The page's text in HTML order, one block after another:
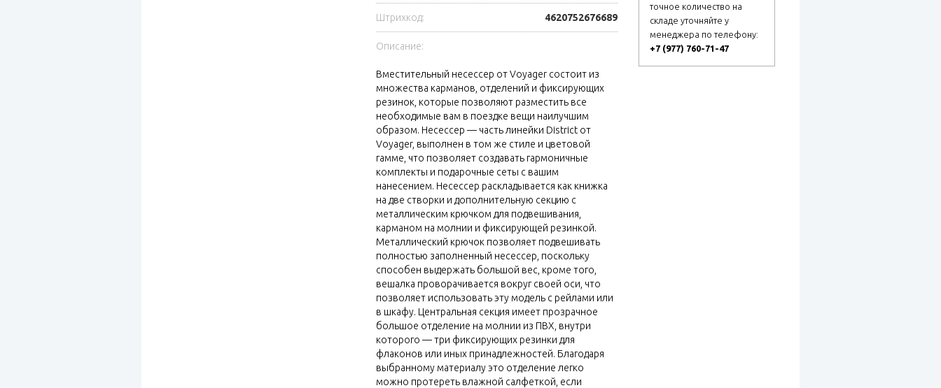
Штрихкод: 4620752676689
Описание:
Вместительный несессер от Voyager состоит из
множества карманов, отделений и фиксирующих
резинок, которые позволяют разместить все
необходимые вам в поездке вещи наилучшим
образом. Несессер — часть линейки District от
Voyager, выполнен в том же стиле и цветовой
гамме, что позволяет создавать гармоничные
комплекты и подарочные сеты с вашим
нанесением. Несессер раскладывается как книжка
на две створки и дополнительную секцию с
металлическим крючком для подвешивания,
карманом на молнии и фиксирующей резинкой.
Металлический крючок позволяет подвешивать
полностью заполненный несессер, поскольку
способен выдержать большой вес, кроме того,
вешалка проворачивается вокруг своей оси, что
позволяет использовать эту модель с рейлами или
в шкафу. Центральная секция имеет прозрачное
большое отделение на молнии из ПВХ, внутри
которого — три фиксирующих резинки для
флаконов или иных принадлежностей. Благодаря
выбранному материалу это отделение легко
можно протереть влажной салфеткой, если
точное количество на
складе уточняйте у
менеджера по телефону:
+7 (977) 760-71-47